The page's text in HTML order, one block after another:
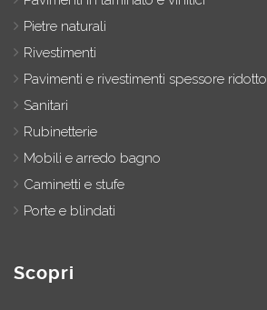
Pietre naturali
Rivestimenti
Pavimenti e rivestimenti spessore ridotto
Sanitari
Rubinetterie
Mobili e arredo bagno
Caminetti e stufe
Porte e blindati
Scopri